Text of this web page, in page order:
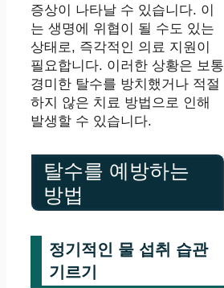
증상이 나타날 수 있습니다. 이
는 생명에 위협이 될 수도 있는
상태로, 즉각적인 의료 지원이
필요합니다. 이러한 상황은 보통
경미한 탈수를 방치했거나 적절
하지 않은 치료 방법으로 인해
발생할 수 있습니다.
탈수를 예방하는
방법
정기적인 물 섭취 습관
기르기